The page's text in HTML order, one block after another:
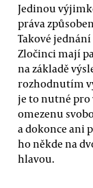
Jedinou
práva
Takové
Zločinci mají
na základě
rozhodnutím
je to nutné pro
omezenu
a dokonce ani
ho někde na
hlavou.